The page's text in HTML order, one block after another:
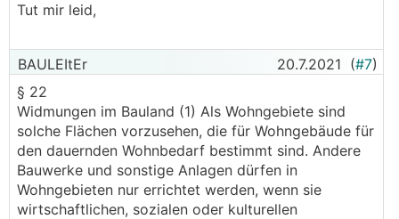
Tut mir leid,
BAULEItEr 20.7.2021 (#7)
§ 22
Widmungen im Bauland (1) Als Wohngebiete sind
solche Flächen vorzusehen, die für Wohngebäude für
den dauernden Wohnbedarf bestimmt sind. Andere
Bauwerke und sonstige Anlagen dürfen in
Wohngebieten nur errichtet werden, wenn sie
wirtschaftlichen, sozialen oder kulturellen